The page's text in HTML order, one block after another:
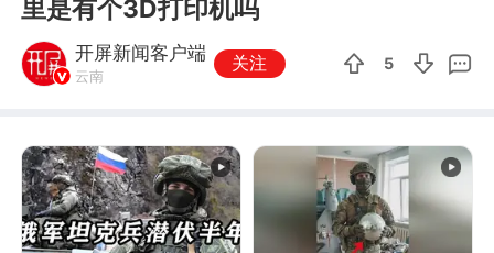
里是有个3D打印机吗
开屏新闻客户端
云南
关注 5